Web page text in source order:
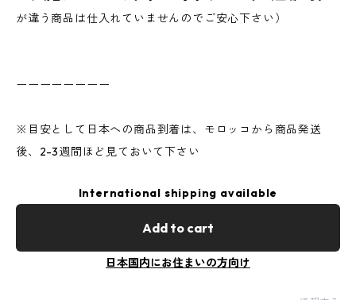
が違う商品は仕入れていませんのでご安心下さい）
ーーーーーーーー
※目安として日本への商品到着は、モロッコから商品発送
後、2-3週間ほど見ておいて下さい
International shipping available
Add to cart
日本国内にお住まいの方向け